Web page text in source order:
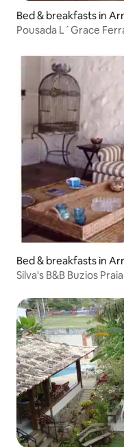
Bed & breakfasts in
Pousada L´Grace
Bed & breakfasts in
Silva's B&B Buzios